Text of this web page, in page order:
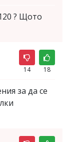
? Щото
14 18
за да се